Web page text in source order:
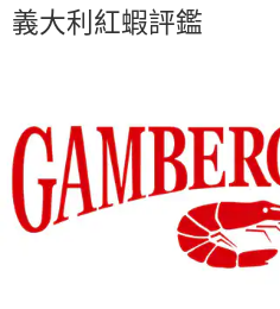
義大利紅蝦評鑑